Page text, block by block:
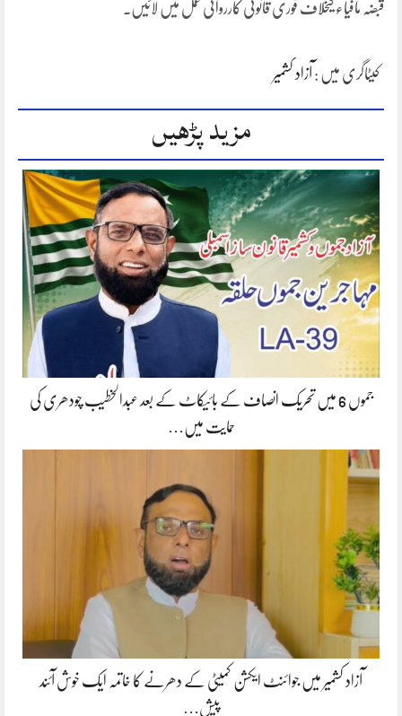
قبضہ مافیاء کیخلاف فوری قانونی کارروائی عمل میں لائیں۔
کیٹاگری میں : آزاد کشمیر
مزید پڑھیں
جموں 6 میں تحریک انصاف کے بائیکاٹ کے بعد عبدالخطیب چودھری کی
حمایت میں…
آزاد کشمیر میں جوائنٹ ایکشن کمیٹی کے دھرنے کا خاتمہ ایک خوش آئند
پیش…